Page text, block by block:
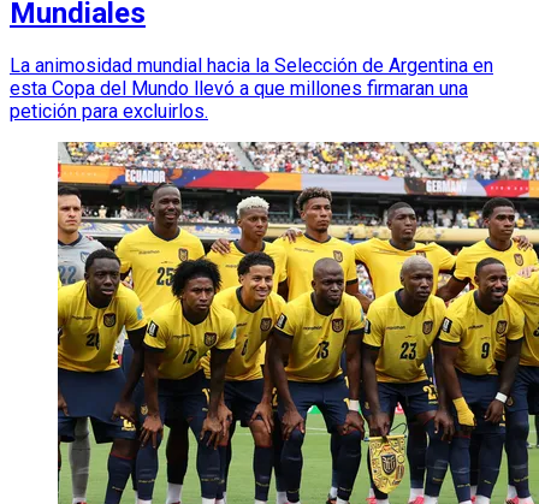
Mundiales
La animosidad mundial hacia la Selección de Argentina en
esta Copa del Mundo llevó a que millones firmaran una
petición para excluirlos.